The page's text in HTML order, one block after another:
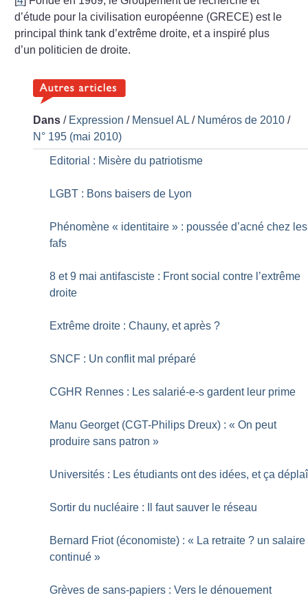
d’étude pour la civilisation européenne (GRECE) est le
principal think tank d’extrême droite, et a inspiré plus
d’un politicien de droite.
Dans / Expression / Mensuel AL / Numéros de 2010 /
N° 195 (mai 2010)
Editorial : Misère du patriotisme
LGBT : Bons baisers de Lyon
Phénomène « identitaire » : poussée d’acné chez les
fafs
8 et 9 mai antifasciste : Front social contre l’extrême
droite
Extrême droite : Chauny, et après ?
SNCF : Un conflit mal préparé
CGHR Rennes : Les salarié-e-s gardent leur prime
Manu Georget (CGT-Philips Dreux) : « On peut
produire sans patron »
Universités : Les étudiants ont des idées, et ça
Sortir du nucléaire : Il faut sauver le réseau
Bernard Friot (économiste) : « La retraite ? un salaire
continué »
Grèves de sans-papiers : Vers le dénouement